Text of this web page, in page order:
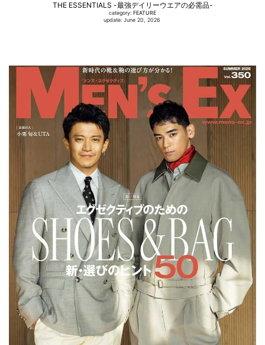
THE ESSENTIALS -最強デイリーウエアの必需品-
category: FEATURE
update: June 20, 2026